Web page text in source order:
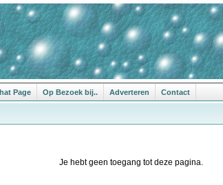
Page Op Bezoek bij.. Adverteren Contact
Je hebt geen toegang tot deze pagina.